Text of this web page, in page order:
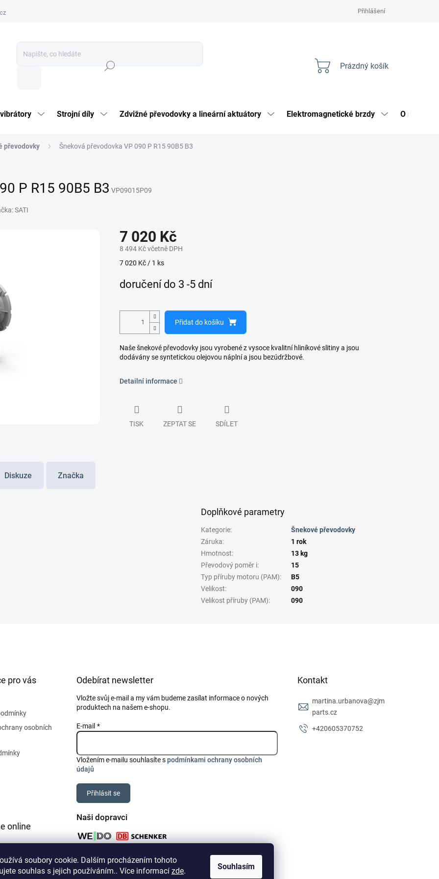
soubory cookie. Dalším procházením tohoto
souhlas s jejich používáním.. Více informací zde. Souhlasím
Přihlášení
Nákupní
Prázdný košík
Strojní díly Zdvižné převodovky a lineární aktuátory Elektromagnetické brzdy O nás
převodovky Šneková převodovka VP 090 P R15 90B5 B3
P R15 90B5 B3 VP09015P09
SATI
7 020 Kč
8 494 Kč včetně DPH
Měrná
7 020 Kč / 1 ks
doručení do 3 -5 dní
Přidat do košíku
Naše šnekové převodovky jsou vyrobené z vysoce kvalitní hliníkové slitiny a jsou
dodávány se syntetickou olejovou náplní a jsou bezúdržbové.
Detailní informace
TISK ZEPTAT SE SDÍLET
Diskuze Značka
Doplňkové parametry
Kategorie:
Šnekové převodovky
Záruka:
1 rok
Hmotnost:
13 kg
Převodový poměr i:
15
Typ příruby motoru (PAM):
B5
Velikost:
090
Velikost příruby (PAM): 090
pro vás
osobních
Odebírat newsletter
Vložte svůj e-mail a my vám budeme zasílat informace o nových
produktech na našem e-shopu.
E-mail
Vložením e-mailu souhlasíte spodmínkami ochrany osobních
údajů
Přihlásit se
Kontakt
martina.urbanova@zjm
parts.cz
+420605370752
online
Naši dopravci